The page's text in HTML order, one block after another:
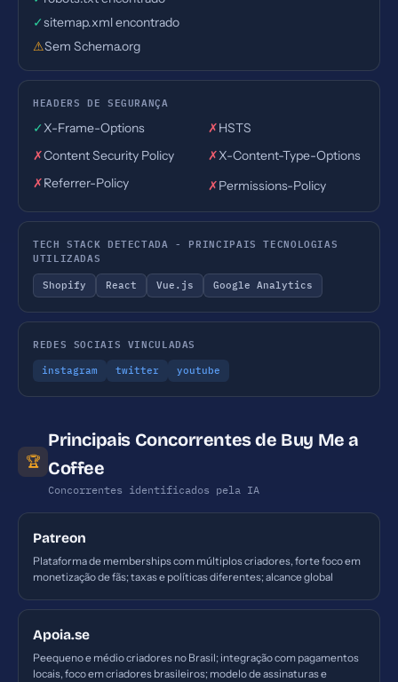
✓sitemap.xml encontrado
⚠Sem Schema.org
HEADERS DE SEGURANÇA
✓X-Frame-Options ✗HSTS
✗Content Security Policy ✗X-Content-Type-Options
✗Referrer-Policy ✗Permissions-Policy
TECH STACK DETECTADA - PRINCIPAIS TECNOLOGIAS
UTILIZADAS
Shopify React Vue.js Google Analytics
REDES SOCIAIS VINCULADAS
instagram twitter youtube
🏆
Principais Concorrentes de Buy Me a
Coffee
Concorrentes identificados pela IA
Patreon
Plataforma de memberships com múltiplos criadores, forte foco em
monetização de fãs; taxas e políticas diferentes; alcance global
Apoia.se
Peequeno e médio criadores no Brasil; integração com pagamentos
locais, foco em criadores brasileiros; modelo de assinaturas e